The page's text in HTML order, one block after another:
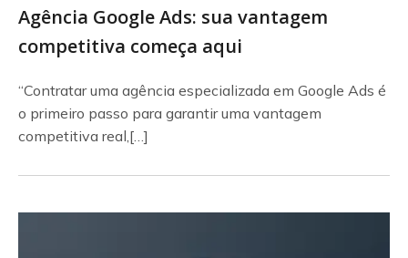
Agência Google Ads: sua vantagem
competitiva começa aqui
“Contratar uma agência especializada em Google Ads é
o primeiro passo para garantir uma vantagem
competitiva real,[…]